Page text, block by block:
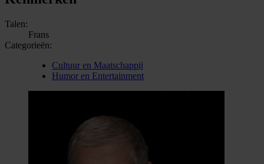
Talen:
Frans
Categorieën:
Cultuur en Maatschappij
Humor en Entertainment